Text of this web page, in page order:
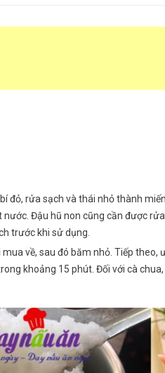
đỏ, rửa sạch và thái nhỏ thành
Đậu hũ non cũng cần được
trước khi sử dụng.
mua về, sau đó băm nhỏ. Tiếp
khoảng 15 phút. Đối với cà